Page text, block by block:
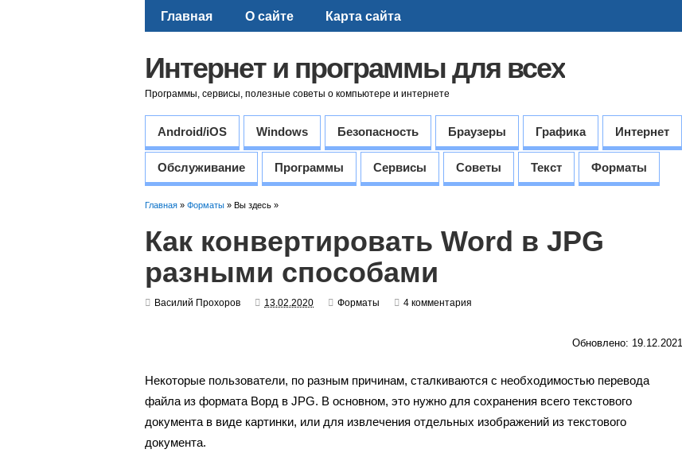
Главная О сайте Карта сайта
Интернет и программы для всех
Программы, сервисы, полезные советы о компьютере и интернете
Android/iOS Windows Безопасность Браузеры Графика Интернет
Обслуживание Программы Сервисы Советы Текст Форматы
Главная » Форматы » Вы здесь »
Как конвертировать Word в JPG
разными способами
Василий Прохоров 13.02.2020 Форматы 4 комментария
Обновлено: 19.12.2021
Некоторые пользователи, по разным причинам, сталкиваются с необходимостью перевода
файла из формата Ворд в JPG. В основном, это нужно для сохранения всего текстового
документа в виде картинки, или для извлечения отдельных изображений из текстового
документа.